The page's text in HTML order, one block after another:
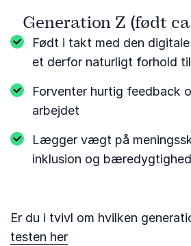
Generation Z (født
Født i takt med den
et derfor naturligt forhold
Forventer hurtig feedback
arbejdet
Lægger vægt på
inklusion og bæredygtighed
Er du i tvivl om hvilken
testen her